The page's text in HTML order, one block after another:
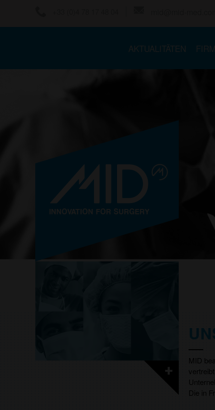
AKTUALITÄTEN
MID
vertreibt
Die in